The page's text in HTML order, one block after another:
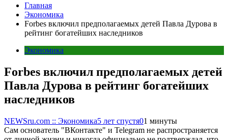
Главная
Экономика
Forbes включил предполагаемых детей Павла Дурова в
рейтинг богатейших наследников
Экономика
Forbes включил предполагаемых детей
Павла Дурова в рейтинг богатейших
наследников
NEWSru.com :: Экономика5 лет спустя01 минуты
Сам основатель "ВКонтакте" и Telegram не распространяется